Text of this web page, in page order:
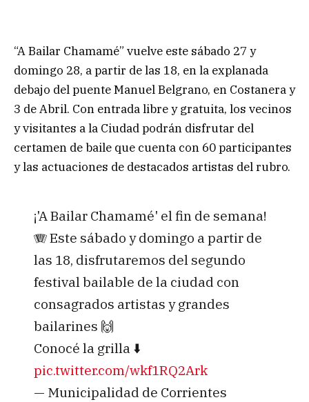
“A Bailar Chamamé” vuelve este sábado 27 y
domingo 28, a partir de las 18, en la explanada
debajo del puente Manuel Belgrano, en Costanera y
3 de Abril. Con entrada libre y gratuita, los vecinos
y visitantes a la Ciudad podrán disfrutar del
certamen de baile que cuenta con 60 participantes
y las actuaciones de destacados artistas del rubro.
¡'A Bailar Chamamé' el fin de semana!
🪗 Este sábado y domingo a partir de
las 18, disfrutaremos del segundo
festival bailable de la ciudad con
consagrados artistas y grandes
bailarines 🙌
Conocé la grilla ⬇️
pic.twitter.com/wkf1RQ2Ark
— Municipalidad de Corrientes